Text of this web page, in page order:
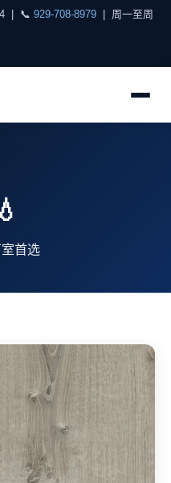
| 📞 929-708-8979
周一至周
首选